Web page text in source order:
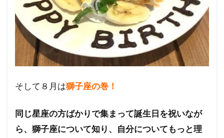
そして８月は獅子座の巻！
同じ星座の方ばかりで集まって誕生日を祝いなが
ら、獅子座について知り、自分についてもっと理